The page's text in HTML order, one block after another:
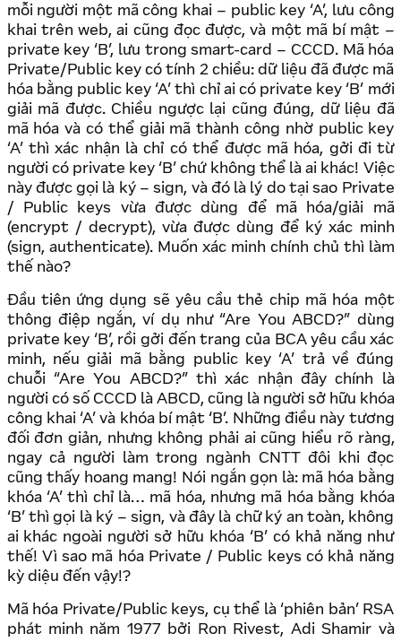
mỗi người một mã công khai – public key ‘A’, lưu công
khai trên web, ai cũng đọc được, và một mã bí mật –
private key ‘B’, lưu trong smart-card – CCCD. Mã hóa
Private/Public key có tính 2 chiều: dữ liệu đã được mã
hóa bằng public key ‘A’ thì chỉ ai có private key ‘B’ mới
giải mã được. Chiều ngược lại cũng đúng, dữ liệu đã
mã hóa và có thể giải mã thành công nhờ public key
‘A’ thì xác nhận là chỉ có thể được mã hóa, gởi đi từ
người có private key ‘B’ chứ không thể là ai khác! Việc
này được gọi là ký – sign, và đó là lý do tại sao Private
/ Public keys vừa được dùng để mã hóa/giải mã
(encrypt / decrypt), vừa được dùng để ký xác minh
(sign, authenticate). Muốn xác minh chính chủ thì làm
thế nào?
Đầu tiên ứng dụng sẽ yêu cầu thẻ chip mã hóa một
thông điệp ngắn, ví dụ như “Are You ABCD?” dùng
private key ‘B’, rồi gởi đến trang của BCA yêu cầu xác
minh, nếu giải mã bằng public key ‘A’ trả về đúng
chuỗi “Are You ABCD?” thì xác nhận đây chính là
người có số CCCD là ABCD, cũng là người sở hữu khóa
công khai ‘A’ và khóa bí mật ‘B’. Những điều này tương
đối đơn giản, nhưng không phải ai cũng hiểu rõ ràng,
ngay cả người làm trong ngành CNTT đôi khi đọc
cũng thấy hoang mang! Nói ngắn gọn là: mã hóa bằng
khóa ‘A’ thì chỉ là… mã hóa, nhưng mã hóa bằng khóa
‘B’ thì gọi là ký – sign, và đây là chữ ký an toàn, không
ai khác ngoài người sở hữu khóa ‘B’ có khả năng như
thế! Vì sao mã hóa Private / Public keys có khả năng
kỳ diệu đến vậy!?
Mã hóa Private/Public keys, cụ thể là ‘phiên bản’ RSA
phát minh năm 1977 bởi Ron Rivest, Adi Shamir và